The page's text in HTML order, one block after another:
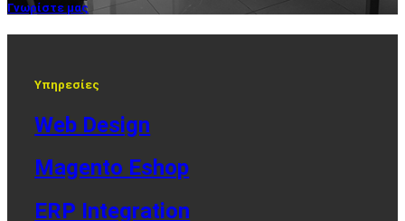
Γνωρίστε μας
Υπηρεσίες
Web Design
Magento Eshop
ERP Integration